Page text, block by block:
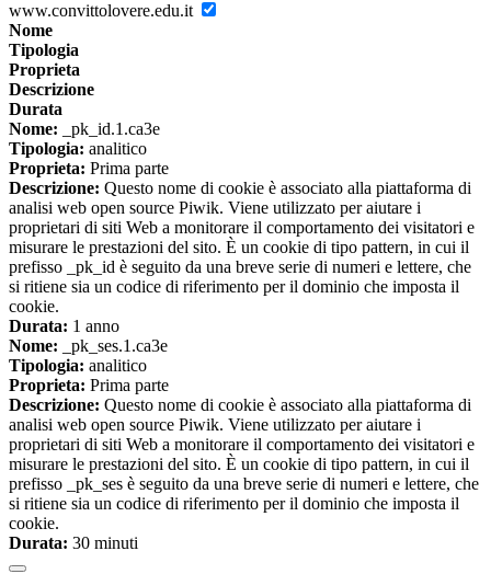
www.convittolovere.edu.it
Nome
Tipologia
Proprieta
Descrizione
Durata
Nome: _pk_id.1.ca3e
Tipologia: analitico
Proprieta: Prima parte
Descrizione: Questo nome di cookie è associato alla piattaforma di
analisi web open source Piwik. Viene utilizzato per aiutare i
proprietari di siti Web a monitorare il comportamento dei visitatori e
misurare le prestazioni del sito. È un cookie di tipo pattern, in cui il
prefisso _pk_id è seguito da una breve serie di numeri e lettere, che
si ritiene sia un codice di riferimento per il dominio che imposta il
cookie.
Durata: 1 anno
Nome: _pk_ses.1.ca3e
Tipologia: analitico
Proprieta: Prima parte
Descrizione: Questo nome di cookie è associato alla piattaforma di
analisi web open source Piwik. Viene utilizzato per aiutare i
proprietari di siti Web a monitorare il comportamento dei visitatori e
misurare le prestazioni del sito. È un cookie di tipo pattern, in cui il
prefisso _pk_ses è seguito da una breve serie di numeri e lettere, che
si ritiene sia un codice di riferimento per il dominio che imposta il
cookie.
Durata: 30 minuti